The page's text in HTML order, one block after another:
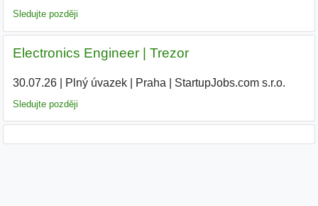
Sledujte později
Electronics Engineer | Trezor
30.07.26| Plný úvazek| Praha StartupJobs.com s.r.o.
Sledujte později